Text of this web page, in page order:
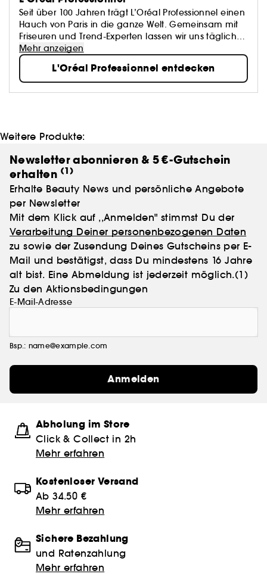
Seit über 100 Jahren trägt L’Oréal Professionnel einen
Hauch von Paris in die ganze Welt. Gemeinsam mit
Friseuren und Trend-Experten lassen wir uns täglich
neu von Mode und Trends inspirieren, um Dir immer
wieder die angesagtesten Produkte und Looks zu
bieten. Alle unsere Produkte kombinieren innovativste
Technologie mit Leidenschaft für Haare. Schenke
Deinen Haaren Glanz, Geschmeidigkeit und eine
Mehr anzeigen
L'Oréal Professionnel entdecken
Weitere Produkte:
Newsletter abonnieren & 5 €-Gutschein
erhalten (1)
Erhalte Beauty News und persönliche Angebote
per Newsletter
Mit dem Klick auf ,,Anmelden" stimmst Du der
Verarbeitung Deiner personenbezogenen Daten
zu sowie der Zusendung Deines Gutscheins per E-
Mail und bestätigst, dass Du mindestens 16 Jahre
alt bist. Eine Abmeldung ist jederzeit möglich.(1)
Zu den Aktionsbedingungen
E-Mail-Adresse
Bsp.: name@example.com
Anmelden
Abholung im Store
Click & Collect in 2h
Mehr erfahren
Kostenloser Versand
Ab 34.50 €
Mehr erfahren
Sichere Bezahlung
und Ratenzahlung
Mehr erfahren